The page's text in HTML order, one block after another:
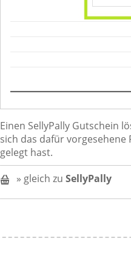
Einen SellyPally Gutschein
sich das dafür
gelegt hast.
» gleich zuSellyPally